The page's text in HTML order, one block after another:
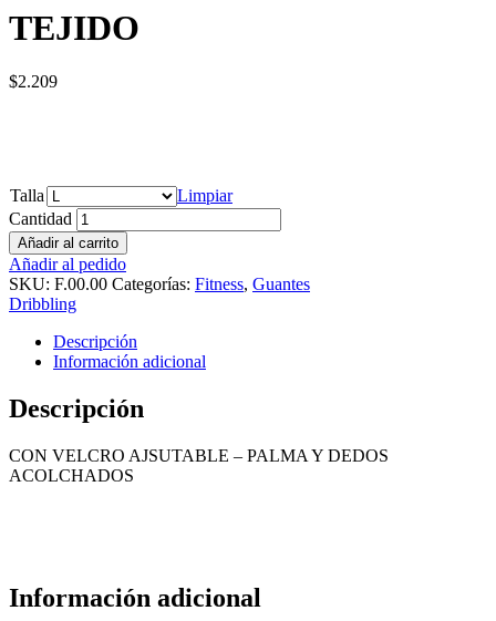
TEJIDO
$2.209
Talla
Limpiar
Cantidad
Añadir al carrito
Añadir al pedido
SKU: F.00.00 Categorías: Fitness, Guantes
Dribbling
Descripción
Información adicional
Descripción
CON VELCRO AJSUTABLE – PALMA Y DEDOS
ACOLCHADOS
Información adicional